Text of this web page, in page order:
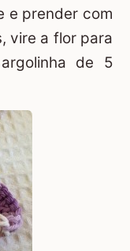
e prender com
vire a flor para
de 5